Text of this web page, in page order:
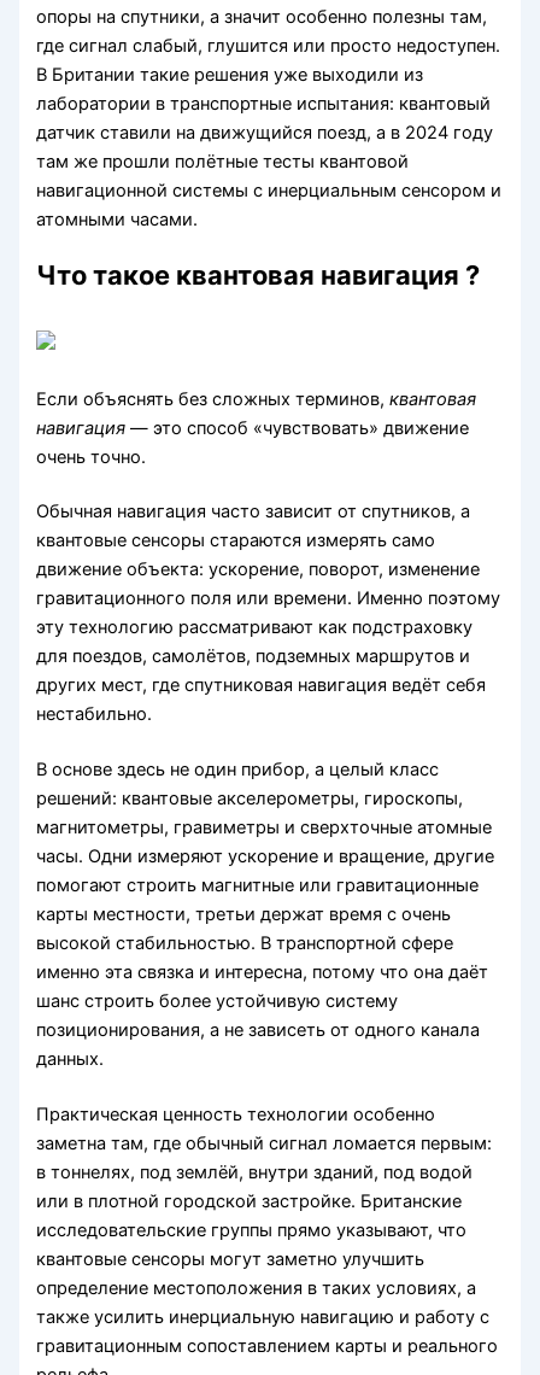
опоры на спутники, а значит особенно полезны там,
где сигнал слабый, глушится или просто недоступен.
В Британии такие решения уже выходили из
лаборатории в транспортные испытания: квантовый
датчик ставили на движущийся поезд, а в 2024 году
там же прошли полётные тесты квантовой
навигационной системы с инерциальным сенсором и
атомными часами.
Что такое квантовая навигация ?
Если объяснять без сложных терминов,квантовая
навигация — это способ «чувствовать» движение
очень точно.
Обычная навигация часто зависит от спутников, а
квантовые сенсоры стараются измерять само
движение объекта: ускорение, поворот, изменение
гравитационного поля или времени. Именно поэтому
эту технологию рассматривают как подстраховку
для поездов, самолётов, подземных маршрутов и
других мест, где спутниковая навигация ведёт себя
нестабильно.
В основе здесь не один прибор, а целый класс
решений: квантовые акселерометры, гироскопы,
магнитометры, гравиметры и сверхточные атомные
часы. Одни измеряют ускорение и вращение, другие
помогают строить магнитные или гравитационные
карты местности, третьи держат время с очень
высокой стабильностью. В транспортной сфере
именно эта связка и интересна, потому что она даёт
шанс строить более устойчивую систему
позиционирования, а не зависеть от одного канала
данных.
Практическая ценность технологии особенно
заметна там, где обычный сигнал ломается первым:
в тоннелях, под землёй, внутри зданий, под водой
или в плотной городской застройке. Британские
исследовательские группы прямо указывают, что
квантовые сенсоры могут заметно улучшить
определение местоположения в таких условиях, а
также усилить инерциальную навигацию и работу с
гравитационным сопоставлением карты и реального